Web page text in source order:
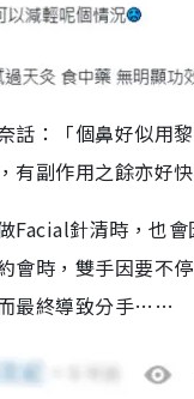
話：「個鼻好似用
有副作用之餘亦好
Facial針清時，也
會時，雙手因要不
最終導致分手……